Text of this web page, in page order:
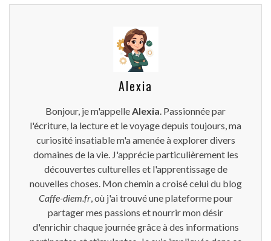
Alexia
Bonjour, je m'appelle Alexia . Passionnée par
l'écriture, la lecture et le voyage depuis toujours, ma
curiosité insatiable m'a amenée à explorer divers
domaines de la vie. J'apprécie particulièrement les
découvertes culturelles et l'apprentissage de
nouvelles choses. Mon chemin a croisé celui du blog
Caffe-diem.fr, où j'ai trouvé une plateforme pour
partager mes passions et nourrir mon désir
d'enrichir chaque journée grâce à des informations